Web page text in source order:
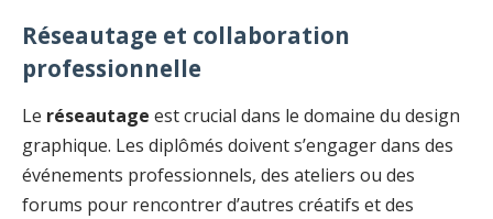
Réseautage et collaboration
professionnelle
Le réseautage est crucial dans le domaine du design
graphique. Les diplômés doivent s’engager dans des
événements professionnels, des ateliers ou des
forums pour rencontrer d’autres créatifs et des